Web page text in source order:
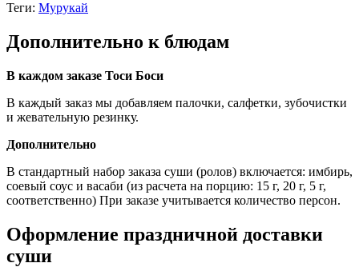
Теги: Мурукай
Дополнительно к блюдам
В каждом заказе Тоси Боси
В каждый заказ мы добавляем палочки, салфетки, зубочистки
и жевательную резинку.
Дополнительно
В стандартный набор заказа суши (ролов) включается: имбирь,
соевый соус и васаби (из расчета на порцию: 15 г, 20 г, 5 г,
соответственно) При заказе учитывается количество персон.
Оформление праздничной доставки
суши